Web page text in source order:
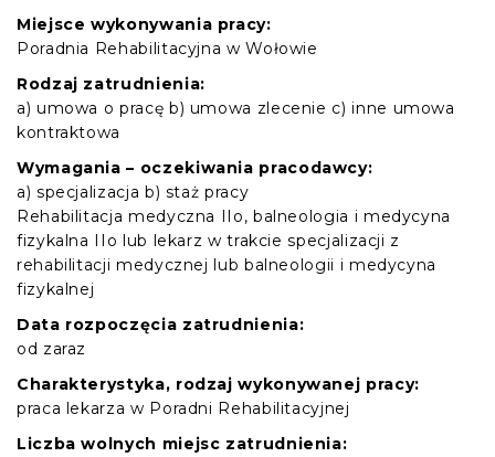
Miejsce wykonywania pracy:
Poradnia Rehabilitacyjna w Wołowie
Rodzaj zatrudnienia:
a) umowa o pracę b) umowa zlecenie c) inne umowa
kontraktowa
Wymagania – oczekiwania pracodawcy:
a) specjalizacja b) staż pracy
Rehabilitacja medyczna IIo, balneologia i medycyna
fizykalna IIo lub lekarz w trakcie specjalizacji z
rehabilitacji medycznej lub balneologii i medycyna
fizykalnej
Data rozpoczęcia zatrudnienia:
od zaraz
Charakterystyka, rodzaj wykonywanej pracy:
praca lekarza w Poradni Rehabilitacyjnej
Liczba wolnych miejsc zatrudnienia: